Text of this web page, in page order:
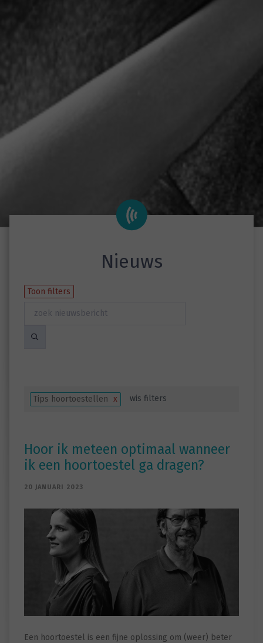
Nieuws
Toon filters
Tips hoortoestellen x wis filters
Hoor ik meteen optimaal wanneer
ik een hoortoestel ga dragen?
20 JANUARI 2023
Een hoortoestel is een fijne oplossing om (weer) beter